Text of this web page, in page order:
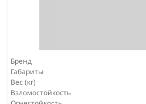
Бренд
Габариты
Вес (кг)
Взломостойкость